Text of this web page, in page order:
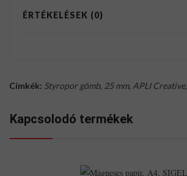
ÉRTÉKELÉSEK (0)
Címkék: Styropor gömb, 25 mm, APLI Creative,
Kapcsolodó termékek